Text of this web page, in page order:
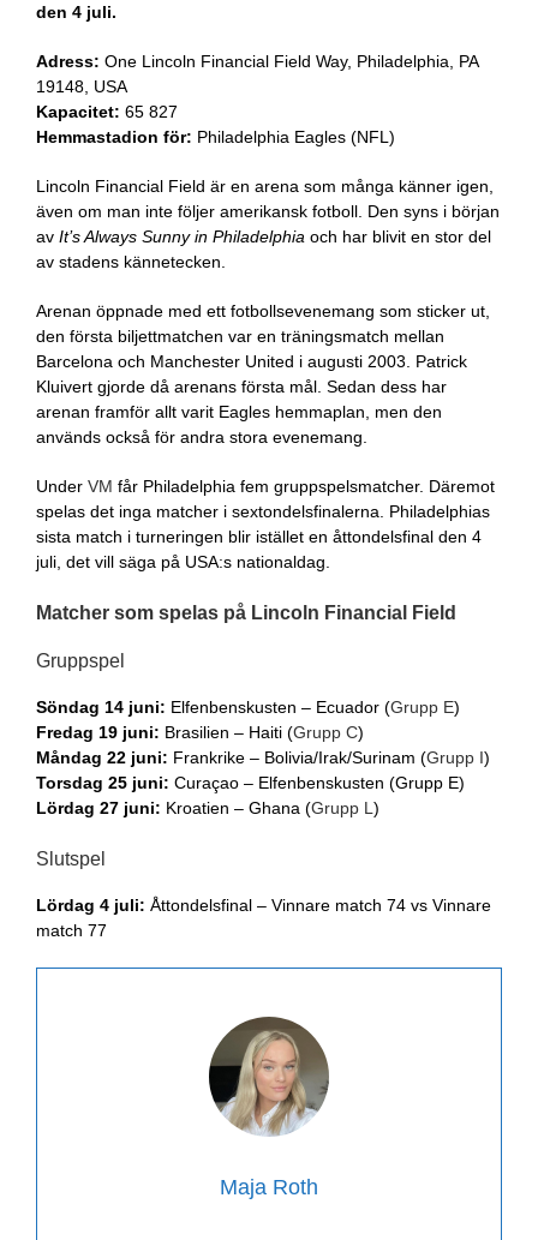
den 4 juli.
Adress: One Lincoln Financial Field Way, Philadelphia, PA
19148, USA
Kapacitet: 65 827
Hemmastadion för: Philadelphia Eagles (NFL)
Lincoln Financial Field är en arena som många känner igen,
även om man inte följer amerikansk fotboll. Den syns i början
av It’s Always Sunny in Philadelphia och har blivit en stor del
av stadens kännetecken.
Arenan öppnade med ett fotbollsevenemang som sticker ut,
den första biljettmatchen var en träningsmatch mellan
Barcelona och Manchester United i augusti 2003. Patrick
Kluivert gjorde då arenans första mål. Sedan dess har
arenan framför allt varit Eagles hemmaplan, men den
används också för andra stora evenemang.
Under VM får Philadelphia fem gruppspelsmatcher. Däremot
spelas det inga matcher i sextondelsfinalerna. Philadelphias
sista match i turneringen blir istället en åttondelsfinal den 4
juli, det vill säga på USA:s nationaldag.
Matcher som spelas på Lincoln Financial Field
Gruppspel
Söndag 14 juni: Elfenbenskusten – Ecuador (Grupp E)
Fredag 19 juni: Brasilien – Haiti (Grupp C)
Måndag 22 juni: Frankrike – Bolivia/Irak/Surinam (Grupp I)
Torsdag 25 juni: Curaçao – Elfenbenskusten (Grupp E)
Lördag 27 juni: Kroatien – Ghana (Grupp L )
Slutspel
Lördag 4 juli: Åttondelsfinal – Vinnare match 74 vs Vinnare
match 77
Maja Roth